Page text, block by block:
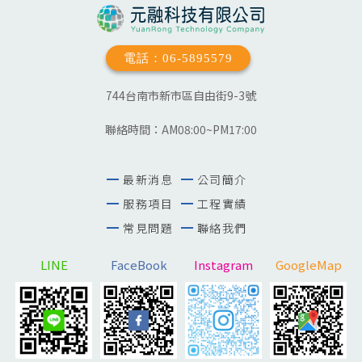
電話：06-5895579
744台南市新市區自由街9-3號
聯絡時間：AM08:00~PM17:00
最新消息
服務項目
常見問題
公司簡介
工程實績
聯絡我們
LINE FaceBook Instagram GoogleMap